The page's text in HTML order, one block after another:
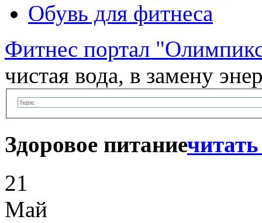
Обувь для фитнеса
Фитнес портал
чистая вода, в замену
Здоровое питание
21
Май